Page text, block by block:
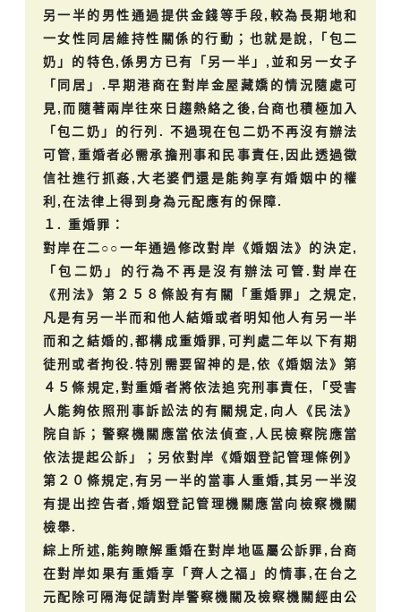
另一半的男性通過提供金錢等手段,較為長期地和
一女性同居維持性關係的行動；也就是說,「包二
奶」的特色,係男方已有「另一半」,並和另一女子
「同居」.早期港商在對岸金屋藏嬌的情況隨處可
見,而隨著兩岸往來日趨熱絡之後,台商也積極加入
「包二奶」的行列. 不過現在包二奶不再沒有辦法
可管,重婚者必需承擔刑事和民事責任,因此透過徵
信社進行抓姦,大老婆們還是能夠享有婚姻中的權
利,在法律上得到身為元配應有的保障.
１. 重婚罪：
對岸在二○○一年通過修改對岸《婚姻法》的決定,
「包二奶」的行為不再是沒有辦法可管.對岸在
《刑法》第２５８條設有有關「重婚罪」之規定,
凡是有另一半而和他人結婚或者明知他人有另一半
而和之結婚的,都構成重婚罪,可判處二年以下有期
徒刑或者拘役.特別需要留神的是,依《婚姻法》第
４５條規定,對重婚者將依法追究刑事責任,「受害
人能夠依照刑事訴訟法的有關規定,向人《民法》
院自訴；警察機關應當依法偵查,人民檢察院應當
依法提起公訴」；另依對岸《婚姻登記管理條例》
第２０條規定,有另一半的當事人重婚,其另一半沒
有提出控告者,婚姻登記管理機關應當向檢察機關
檢舉.
綜上所述,能夠瞭解重婚在對岸地區屬公訴罪,台商
在對岸如果有重婚享「齊人之福」的情事,在台之
元配除可隔海促請對岸警察機關及檢察機關經由公